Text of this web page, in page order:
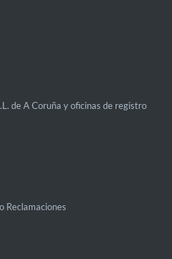
de A Coruña y oficinas de registro
Reclamaciones